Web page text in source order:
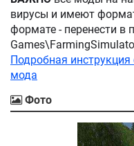
вирусы и имеют
формате - перенести
Подробная
мода
Фото